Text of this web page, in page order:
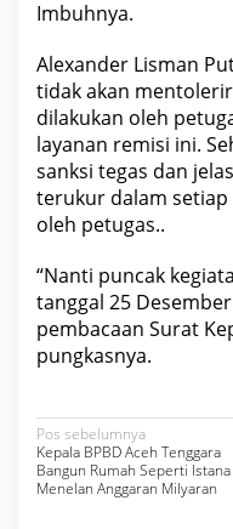
n
d
a
p
a
t
k
a
m
s
i
u
H
a
r
Imbuhnya.
Alexander Lisman
tidak akan
dilakukan oleh
layanan remisi ini.
sanksi tegas dan
terukur dalam setiap
oleh petugas..
“Nanti puncak
tanggal 25
pembacaan Surat
pungkasnya.
N
a
v
Pos sebelumnya
Kepala BPBD Aceh Tenggara
Bangun Rumah Seperti Istana
Menelan Anggaran Milyaran